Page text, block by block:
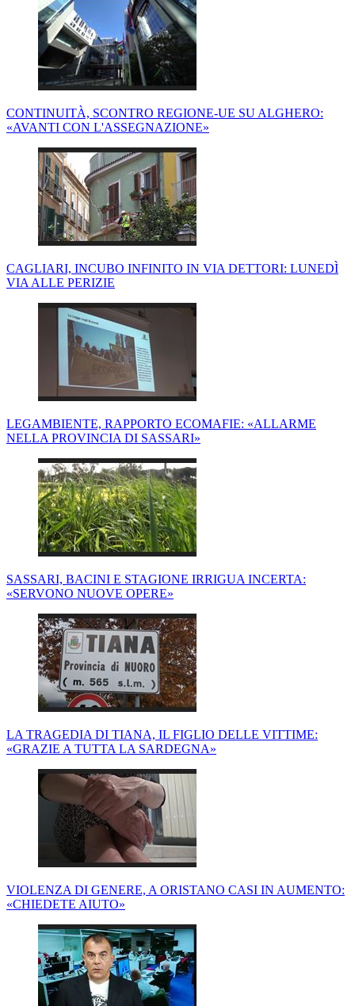
CONTINUITÀ, SCONTRO REGIONE-UE SU ALGHERO:
«AVANTI CON L'ASSEGNAZIONE»
CAGLIARI, INCUBO INFINITO IN VIA DETTORI: LUNEDÌ
VIA ALLE PERIZIE
LEGAMBIENTE, RAPPORTO ECOMAFIE: «ALLARME
NELLA PROVINCIA DI SASSARI»
SASSARI, BACINI E STAGIONE IRRIGUA INCERTA:
«SERVONO NUOVE OPERE»
LA TRAGEDIA DI TIANA, IL FIGLIO DELLE VITTIME:
«GRAZIE A TUTTA LA SARDEGNA»
VIOLENZA DI GENERE, A ORISTANO CASI IN AUMENTO:
«CHIEDETE AIUTO»